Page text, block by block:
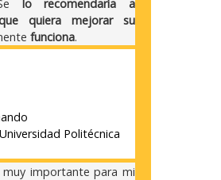
lo recomendaría a
quiera mejorar su
funciona.
Politécnica
importante para mi